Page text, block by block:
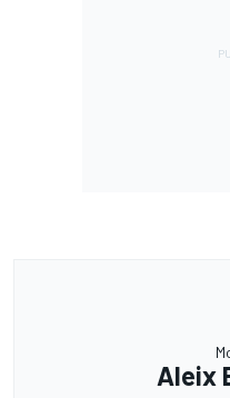
Aleix